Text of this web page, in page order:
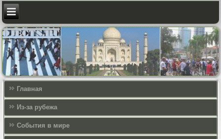
Главная
Из-за рубежа
События в мире